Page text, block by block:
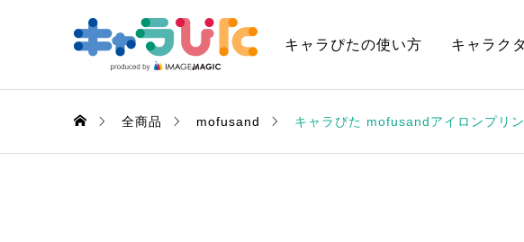
キャラぴたの使い方 キャラク
全商品 mofusand キャラぴた mofusandアイロンプリ